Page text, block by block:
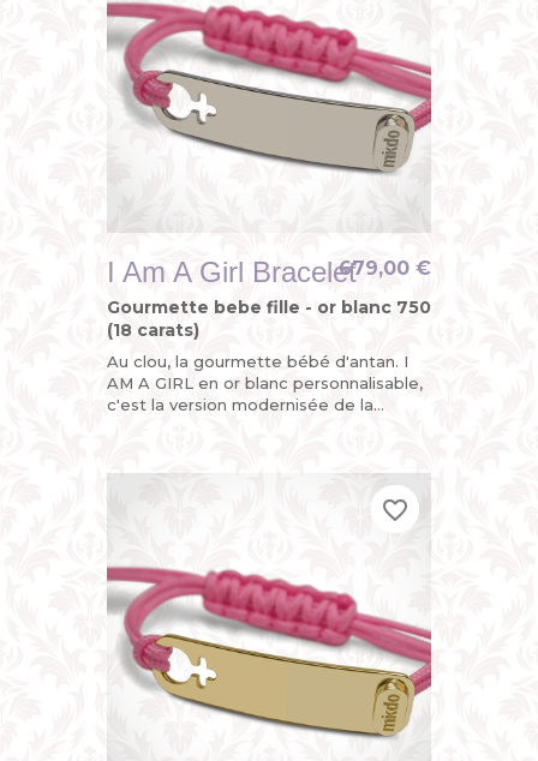
I Am A Girl Bracelet
Gourmette bebe fille - or blanc 750
(18 carats)
Au clou, la gourmette bébé d'antan. I
AM A GIRL en or blanc personnalisable,
c'est la version modernisée de la
679,00 €
favorite_border
favorite_border
favorite_border